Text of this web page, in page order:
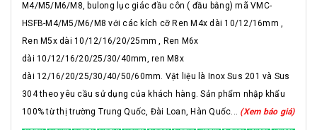
M4/M5/M6/M8, bulong lục giác đầu côn ( đầu bằng) mã VMC-
HSFB-M4/M5/M6/M8 với các kích cỡ Ren M4x dài 10/12/16mm ,
Ren M5x dài 10/12/16/20/25mm , Ren M6x
dài 10/12/16/20/25/30/40mm, ren M8x
dài 12/16/20/25/30/40/50/60mm. Vật liệu là Inox Sus 201 và Sus
304 theo yêu cầu sử dụng của khách hàng. Sản phẩm nhập khẩu
100% từ thị trường Trung Quốc, Đài Loan, Hàn Quốc... (Xem báo giá)